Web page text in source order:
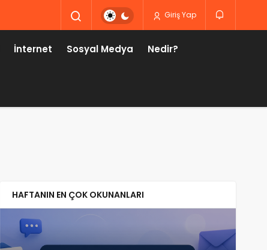
Giriş Yap
İnternet Sosyal Medya Nedir?
HAFTANIN EN ÇOK OKUNANLARI